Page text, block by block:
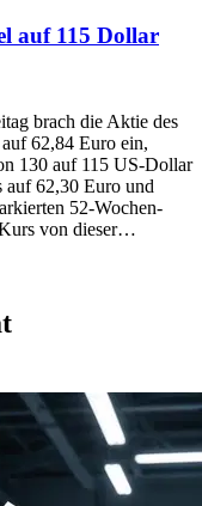
auf 115 Dollar
brach die Aktie des
62,84 Euro ein,
130 auf 115 US-Dollar
auf 62,30 Euro und
52-Wochen-
von dieser…